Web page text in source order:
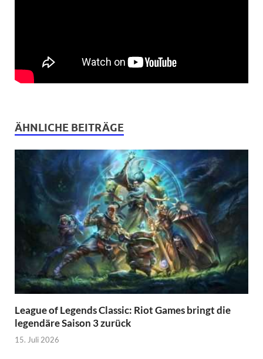
ÄHNLICHE BEITRÄGE
League of Legends Classic: Riot Games bringt die
legendäre Saison 3 zurück
15. Juli 2026